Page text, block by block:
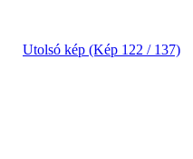
Utolsó kép (Kép 122 / 137)